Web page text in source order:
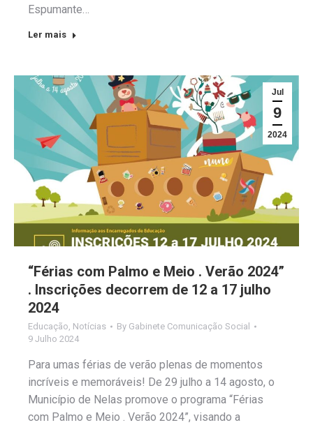
Espumante…
Ler mais
Jul
9
2024
“Férias com Palmo e Meio . Verão 2024”
. Inscrições decorrem de 12 a 17 julho
2024
Educação, Notícias By Gabinete Comunicação Social
9 Julho 2024
Para umas férias de verão plenas de momentos
incríveis e memoráveis! De 29 julho a 14 agosto, o
Município de Nelas promove o programa “Férias
com Palmo e Meio . Verão 2024”, visando a